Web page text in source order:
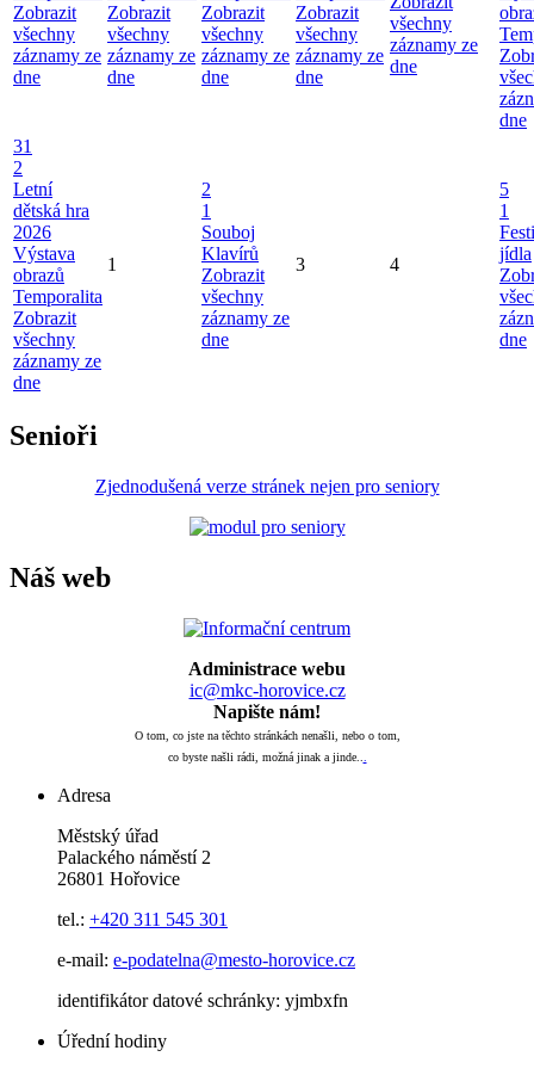
Zobrazit
všechny
záznamy ze
dne
Zobrazit
všechny
záznamy ze
dne
Zobrazit
všechny
záznamy ze
dne
Zobrazit
všechny
záznamy ze
dne
všechny
záznamy ze
dne
dne
31
2
Letní
dětská hra
2026
Výstava
obrazů
Temporalita
Zobrazit
všechny
záznamy ze
dne
1
2
1
Souboj
Klavírů
Zobrazit
všechny
záznamy ze
dne
3 4
5
1
jídla
dne
Senioři
Zjednodušená verze stránek nejen pro seniory
Náš web
Administrace webu
ic@mkc-horovice.cz
Napište nám!
O tom, co jste na těchto stránkách nenašli, nebo o tom,
co byste našli rádi, možná jinak a jinde..
Adresa
Městský úřad
Palackého náměstí 2
26801 Hořovice
tel.: +420 311 545 301
e-mail: e-podatelna@mesto-horovice.cz
identifikátor datové schránky: yjmbxfn
Úřední hodiny